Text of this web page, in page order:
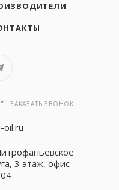
ЗАКАЗАТЬ ЗВОНОК
oil.ru
3 этаж, офис